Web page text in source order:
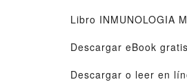
Libro INMUNOLOGIA
Descargar eBook
Descargar o leer en